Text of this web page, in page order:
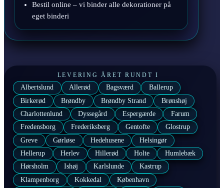
Bestil online – vi binder alle dekorationer på
eget binderi
LEVERING ÅRET RUNDT I
Albertslund Allerød Bagsværd
Ballerup
Birkerød
Brøndby Brøndby Strand
Brønshøj
Charlottenlund
Dyssegård Espergærde
Farum
Fredensborg
Frederiksberg Gentofte
Glostrup
Greve
Gørløse Hedehusene
Helsingør
Hellerup
Herlev Hillerød Holte
Humlebæk
Hørsholm
Ishøj Karlslunde
Kastrup
Klampenborg
Kokkedal
København